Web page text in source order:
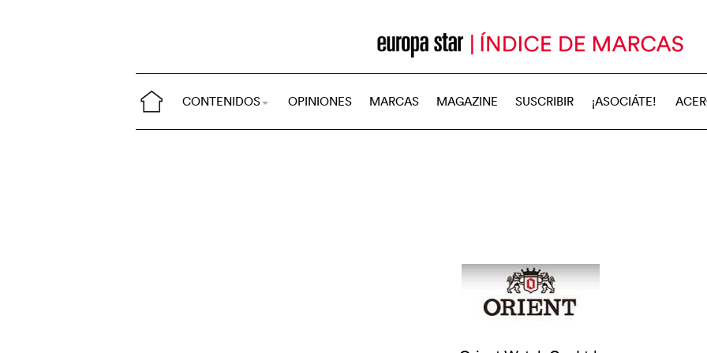
CONTENIDOS OPINIONES MARCAS MAGAZINE SUSCRIBIR ¡ASOCIÁTE!